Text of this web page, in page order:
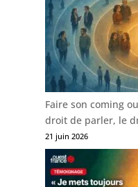
Faire son coming
droit de parler, le
21 juin 2026